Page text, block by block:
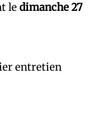
ledimanche 27
entretien